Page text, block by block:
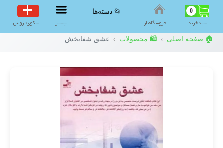
0
سبد‌خرید فروشگاه‌ناز
📂 دسته‌ها
بیشتر سکوی‌فروش
🏠 صفحه اصلی › 🛍️ محصولات › عشق شفابخش